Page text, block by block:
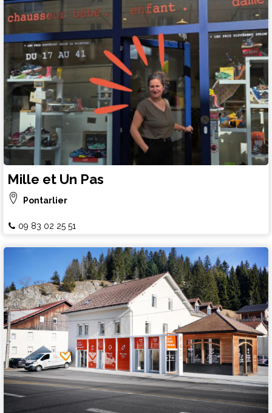
Mille et Un Pas
Pontarlier
09 83 02 25 51